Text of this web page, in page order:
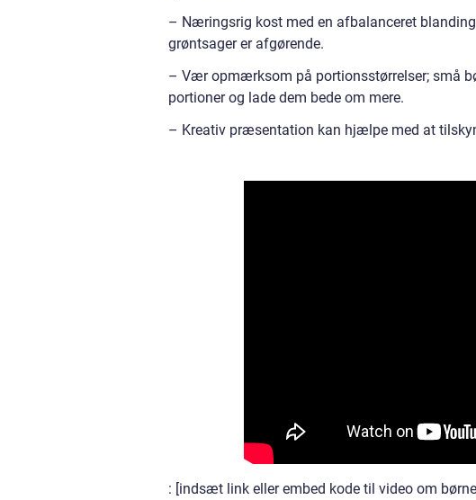
– Næringsrig kost med en afbalanceret
grøntsager er afgørende.
– Vær opmærksom på portionsstørrelser; små
portioner og lade dem bede om mere.
– Kreativ præsentation kan hjælpe med at
: [indsæt link eller embed kode til video om